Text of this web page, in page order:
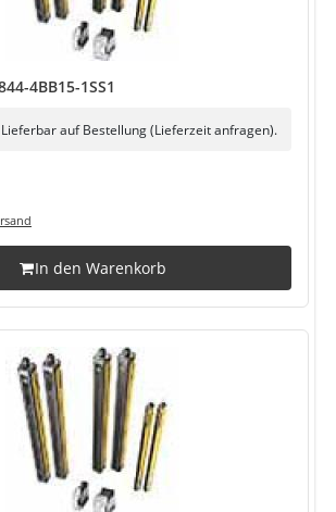
4BB15-1SS1
Lieferbar auf Bestellung (Lieferzeit anfragen).
In den Warenkorb